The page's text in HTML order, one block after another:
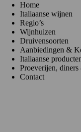
Home
Italiaanse wijnen
Regio’s
Wijnhuizen
Druivensoorten
Aanbiedingen &
Italiaanse
Proeverijen,
Contact